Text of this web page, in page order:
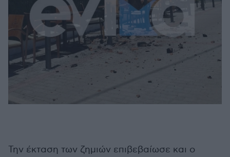
Την έκταση των ζημιών επιβεβαίωσε και ο